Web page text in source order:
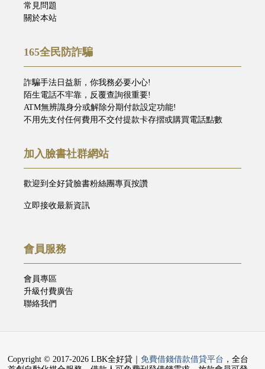
常見問題
關於本站
165全民防詐騙
詐騙手法日益新，你我務必要小心!
陌生電話不牢靠，反覆查詢很重要!
ATM無辨識身分或解除分期付款設定功能!
不用先支付任何費用不交付提款卡存摺或購買電話點數
加入臉書社群網站
歡迎到全好貸臉書粉絲團專頁按讚
立即接收最新資訊
會員服務
會員專區
升級付費廣告
聯絡我們
Copyright © 2017-2026 LBK全好貸｜ 免費借錢借款借貸平台 ，全台